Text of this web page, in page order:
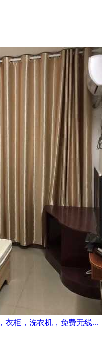
衣柜，洗衣机，免费无线...